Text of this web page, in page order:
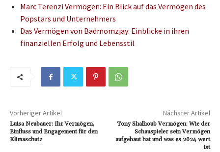
Marc Terenzi Vermögen: Ein Blick auf das Vermögen des
Popstars und Unternehmers
Das Vermögen von Badmomzjay: Einblicke in ihren
finanziellen Erfolg und Lebensstil
Vorheriger Artikel
Luisa Neubauer: Ihr Vermögen,
Einfluss und Engagement für den
Klimaschutz
Nächster Artikel
Tony Shalhoub Vermögen: Wie der
Schauspieler sein Vermögen
aufgebaut hat und was es 2024 wert
ist